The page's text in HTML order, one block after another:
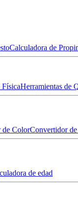
Calculadora de
FísicaHerramientas de
de ColorConvertidor
de edad